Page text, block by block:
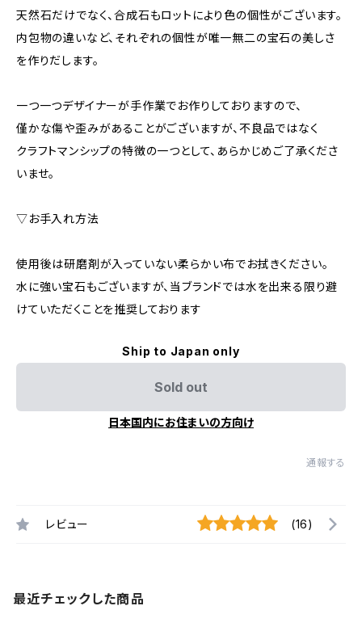
天然石だけでなく、合成石もロットにより色の個性がございます。
内包物の違いなど、それぞれの個性が唯一無二の宝石の美しさ
を作りだします。
一つ一つデザイナーが手作業でお作りしておりますので、
僅かな傷や歪みがあることがございますが、不良品ではなく
クラフトマンシップの特徴の一つとして、あらかじめご了承くださ
いませ。
▽お手入れ方法
使用後は研磨剤が入っていない柔らかい布でお拭きください。
水に強い宝石もございますが、当ブランドでは水を出来る限り避
けていただくことを推奨しております
Ship to Japan only
Sold out
日本国内にお住まいの方向け
通報する
レビュー (16)
最近チェックした商品